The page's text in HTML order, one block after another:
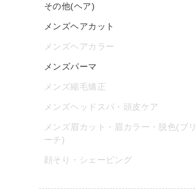
その他(ヘア)
メンズヘアカット
メンズヘアカラー
メンズパーマ
メンズ縮毛矯正
メンズヘッドスパ・頭皮ケア
メンズ眉カット・眉カラー・脱色(ブリ
ーチ)
顔そり・シェービング